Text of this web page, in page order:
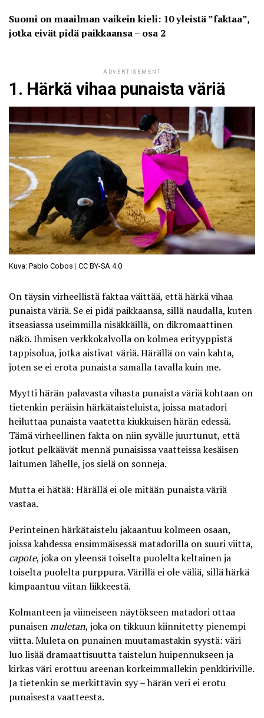
Suomi on maailman vaikein kieli: 10 yleistä ”faktaa”,
jotka eivät pidä paikkaansa – osa 2
ADVERTISEMENT
1. Härkä vihaa punaista väriä
Kuva: Pablo Cobos | CC BY-SA 4.0
On täysin virheellistä faktaa väittää, että härkä vihaa
punaista väriä. Se ei pidä paikkaansa, sillä naudalla, kuten
itseasiassa useimmilla nisäkkäillä, on dikromaattinen
näkö. Ihmisen verkkokalvolla on kolmea erityyppistä
tappisolua, jotka aistivat väriä. Härällä on vain kahta,
joten se ei erota punaista samalla tavalla kuin me.
Myytti härän palavasta vihasta punaista väriä kohtaan on
tietenkin peräisin härkätaisteluista, joissa matadori
heiluttaa punaista vaatetta kiukkuisen härän edessä.
Tämä virheellinen fakta on niin syvälle juurtunut, että
jotkut pelkäävät mennä punaisissa vaatteissa kesäisen
laitumen lähelle, jos sielä on sonneja.
Mutta ei hätää: Härällä ei ole mitään punaista väriä
vastaa.
Perinteinen härkätaistelu jakaantuu kolmeen osaan,
joissa kahdessa ensimmäisessä matadorilla on suuri viitta,
capote, joka on yleensä toiselta puolelta keltainen ja
toiselta puolelta purppura. Värillä ei ole väliä, sillähärkä
kimpaantuu viitan liikkeestä.
Kolmanteen ja viimeiseen näytökseen matadori ottaa
punaisenmuletan, joka on tikkuun kiinnitetty pienempi
viitta. Muleta on punainen muutamastakin syystä: väri
luo lisää dramaattisuutta taistelun huipennukseen ja
kirkas väri erottuu areenan korkeimmallekin penkkiriville.
Ja tietenkin se merkittävin syy – härän veri ei erotu
punaisesta vaatteesta.